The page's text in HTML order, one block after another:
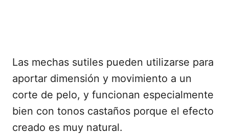
Las mechas sutiles pueden utilizarse para
aportar dimensión y movimiento a un
corte de pelo, y funcionan especialmente
bien con tonos castaños porque el efecto
creado es muy natural.